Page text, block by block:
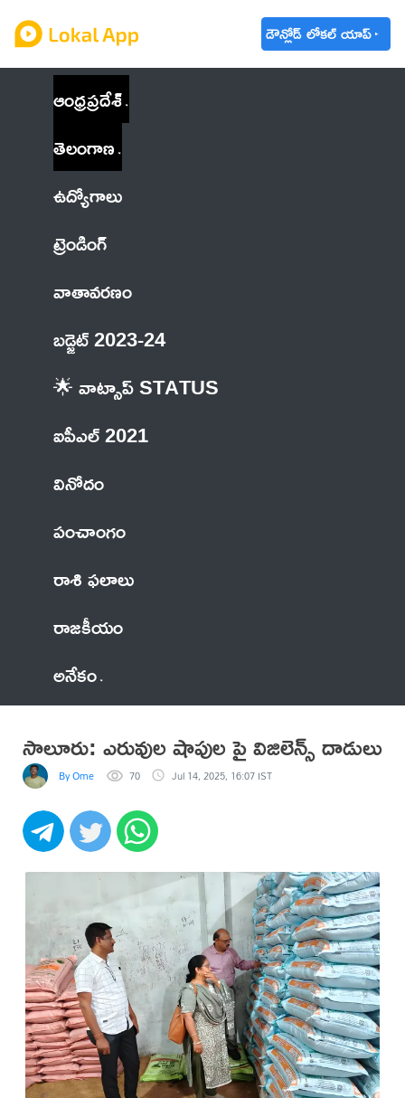
డౌన్లోడ్ లోకల్ యాప్
ఆంధ్రప్రదేశ్
తెలంగాణ
ఉద్యోగాలు
ట్రెండింగ్
వాతావరణం
బడ్జెట్ 2023-24
🌟 వాట్సాప్ STATUS
ఐపీఎల్ 2021
వినోదం
పంచాంగం
రాశి ఫలాలు
రాజకీయం
అనేకం
సాలూరు: ఎరువుల షాపుల పై విజిలెన్స్ దాడులు
By Ome 70 Jul 14, 2025, 16:07 IST